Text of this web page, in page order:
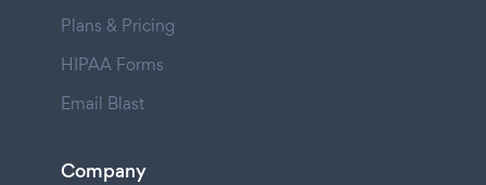
Plans & Pricing
HIPAA Forms
Email Blast
Company